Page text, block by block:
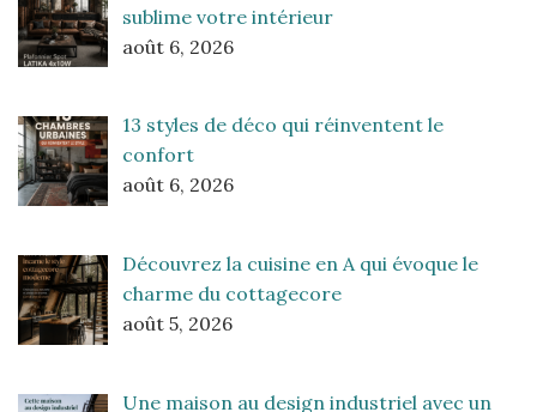
sublime votre intérieur
août 6, 2026
13 styles de déco qui réinventent le
confort
août 6, 2026
Découvrez la cuisine en A qui évoque le
charme du cottagecore
août 5, 2026
Une maison au design industriel avec un